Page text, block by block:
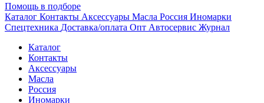
Помощь в подборе
Каталог Контакты Аксессуары Масла Россия Иномарки
Спецтехника Доставка/оплата Опт Автосервис Журнал
Каталог
Контакты
Аксессуары
Масла
Россия
Иномарки